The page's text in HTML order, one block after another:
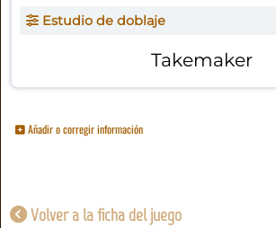
Estudio de doblaje
Takemaker
Añadir o corregir información
Volver a la ficha del juego